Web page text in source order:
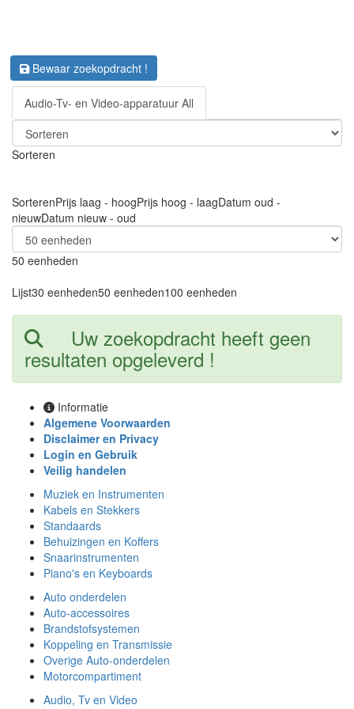
Bewaar zoekopdracht !
Audio-Tv- en Video-apparatuur All
Sorteren
SorterenPrijs laag - hoogPrijs hoog - laagDatum oud -
nieuwDatum nieuw - oud
50 eenheden
Lijst30 eenheden50 eenheden100 eenheden
Uw zoekopdracht heeft geen
resultaten opgeleverd !
Informatie
Algemene Voorwaarden
Disclaimer en Privacy
Login en Gebruik
Veilig handelen
Muziek en Instrumenten
Kabels en Stekkers
Standaards
Behuizingen en Koffers
Snaarinstrumenten
Piano's en Keyboards
Auto onderdelen
Auto-accessoires
Brandstofsystemen
Koppeling en Transmissie
Overige Auto-onderdelen
Motorcompartiment
Audio, Tv en Video